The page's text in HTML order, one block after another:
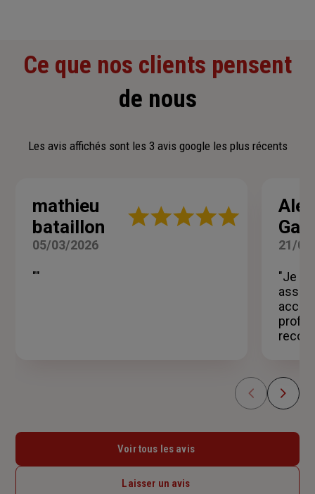
Ce que nos clients pensent
de nous
Les avis affichés sont les 3 avis google les plus récents
mathieu
bataillon
Note
05/03/2026
""
21/
"Je
Voir tous les avis
Laisser un avis